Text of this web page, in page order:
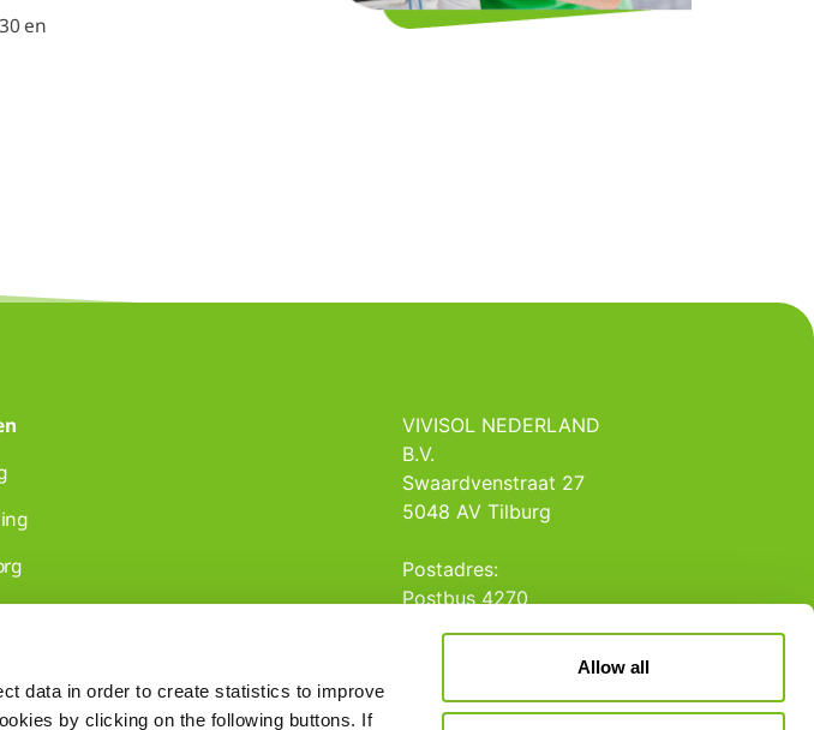
data in order to create statistics to improve
by clicking on the following buttons. If
Allow all
en
VIVISOL NEDERLAND
B.V.
Swaardvenstraat 27
5048 AV Tilburg
Postadres:
Postbus 4270
5004 JG Tilburg
E-mail: info@vivisol.nl